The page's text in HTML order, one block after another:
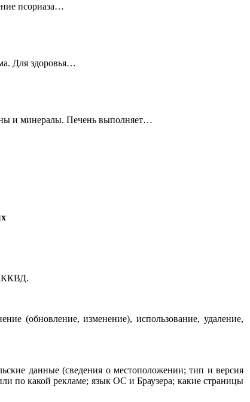
псориаза…
Для здоровья…
и минералы. Печень выполняет…
(обновление, изменение), использование, удаление,
данные (сведения о местоположении; тип и версия
по какой рекламе; язык ОС и Браузера; какие страницы